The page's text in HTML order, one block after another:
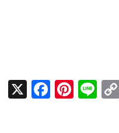
X
F
Pi Li